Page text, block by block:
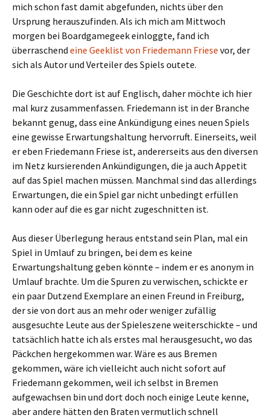
mich schon fast damit abgefunden, nichts über den
Ursprung herauszufinden. Als ich mich am Mittwoch
morgen bei Boardgamegeek einloggte, fand ich
überraschend eine Geeklist von Friedemann Friese vor, der
sich als Autor und Verteiler des Spiels outete.
Die Geschichte dort ist auf Englisch, daher möchte ich hier
mal kurz zusammenfassen. Friedemann ist in der Branche
bekannt genug, dass eine Ankündigung eines neuen Spiels
eine gewisse Erwartungshaltung hervorruft. Einerseits, weil
er eben Friedemann Friese ist, andererseits aus den diversen
im Netz kursierenden Ankündigungen, die ja auch Appetit
auf das Spiel machen müssen. Manchmal sind das allerdings
Erwartungen, die ein Spiel gar nicht unbedingt erfüllen
kann oder auf die es gar nicht zugeschnitten ist.
Aus dieser Überlegung heraus entstand sein Plan, mal ein
Spiel in Umlauf zu bringen, bei dem es keine
Erwartungshaltung geben könnte – indem er es anonym in
Umlauf brachte. Um die Spuren zu verwischen, schickte er
ein paar Dutzend Exemplare an einen Freund in Freiburg,
der sie von dort aus an mehr oder weniger zufällig
ausgesuchte Leute aus der Spieleszene weiterschickte – und
tatsächlich hatte ich als erstes mal herausgesucht, wo das
Päckchen hergekommen war. Wäre es aus Bremen
gekommen, wäre ich vielleicht auch nicht sofort auf
Friedemann gekommen, weil ich selbst in Bremen
aufgewachsen bin und dort doch noch einige Leute kenne,
aber andere hätten den Braten vermutlich schnell